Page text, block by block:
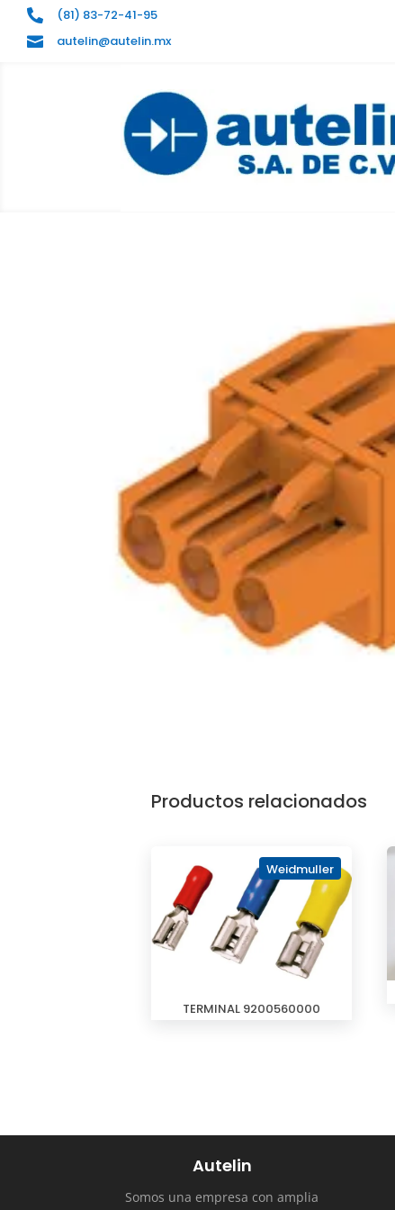
 (81) 83-72-41-95
 autelin@autelin.mx
Productos relacionados
Weidmuller
TERMINAL 9200560000
Autelin
Somos una empresa con amplia